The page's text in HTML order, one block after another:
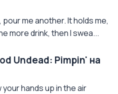
me another. It holds me,
more drink, then I swea...
Undead: Pimpin' на
hands up in the air